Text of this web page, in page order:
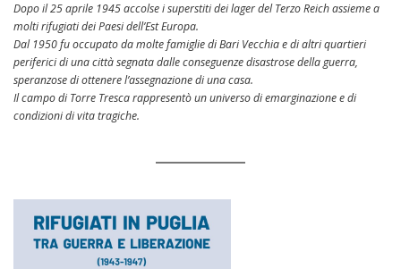
Dopo il 25 aprile 1945 accolse i superstiti dei lager del Terzo Reich assieme a
molti rifugiati dei Paesi dell’Est Europa.
Dal 1950 fu occupato da molte famiglie di Bari Vecchia e di altri quartieri
periferici di una città segnata dalle conseguenze disastrose della guerra,
speranzose di ottenere l’assegnazione di una casa.
Il campo di Torre Tresca rappresentò un universo di emarginazione e di
condizioni di vita tragiche.